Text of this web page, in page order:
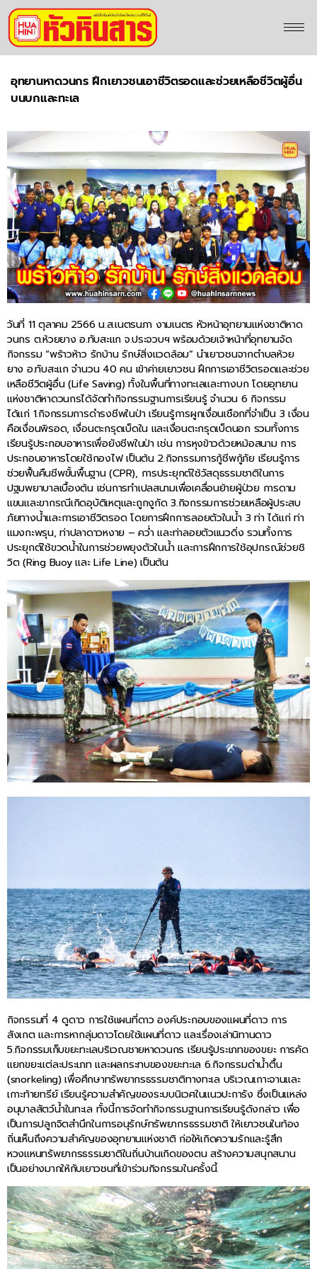
อุทยานหาดวนกร ฝึกเยาวชนเอาชีวิตรอดและช่วยเหลือชีวิตผู้อื่น
บนบกและทะเล
วันที่ 11 ตุลาคม 2566 น.ส.เนตรนภา งามเนตร หัวหน้าอุทยานแห่งชาติหาด
วนกร ต.ห้วยยาง อ.ทับสะแก จ.ประจวบฯ พร้อมด้วยเจ้าหน้าที่อุทยานจัด
กิจกรรม “พร้าวห้าว รักบ้าน รักษ์สิ่งแวดล้อม” นำเยาวชนจากตำบลห้วย
ยาง อ.ทับสะแก จำนวน 40 คน เข้าค่ายเยาวชน ฝึกการเอาชีวิตรอดและช่วย
เหลือชีวิตผู้อื่น (Life Saving) ทั้งในพื้นที่ทางทะเลและทางบก โดยอุทยาน
แห่งชาติหาดวนกรได้จัดทำกิจกรรมฐานการเรียนรู้ จำนวน 6 กิจกรรม
ได้แก่ 1.กิจกรรมการดำรงชีพในป่า เรียนรู้การผูกเงื่อนเชือกที่จำเป็น 3 เงื่อน
คือเงื่อนพิรอด, เงื่อนตะกรุดเบ็ดใน และเงื่อนตะกรุดเบ็ดนอก รวมทั้งการ
เรียนรู้ประกอบอาหารเพื่อยังชีพในป่า เช่น การหุงข้าวด้วยหม้อสนาม การ
ประกอบอาหารโดยใช้กองไฟ เป็นต้น 2.กิจกรรมการกู้ชีพกู้ภัย เรียนรู้การ
ช่วยฟื้นคืนชีพขั้นพื้นฐาน (CPR), การประยุกต์ใช้วัสดุธรรมชาติในการ
ปฐมพยาบาลเบื้องต้น เช่นการทำเปลสนามเพื่อเคลื่อนย้ายผู้ป่วย การดาม
แขนและขากรณีเกิดอุบัติเหตุและถูกงูกัด 3.กิจกรรมการช่วยเหลือผู้ประสบ
ภัยทางน้ำและการเอาชีวิตรอด โดยการฝึกการลอยตัวในน้ำ 3 ท่า ได้แก่ ท่า
แมงกะพรุน, ท่าปลาดาวหงาย – คว่ำ และท่าลอยตัวแนวดิ่ง รวมทั้งการ
ประยุกต์ใช้ขวดน้ำในการช่วยพยุงตัวในน้ำ และการฝึกการใช้อุปกรณ์ช่วยชิ
วิต (Ring Buoy และ Life Line) เป็นต้น
กิจกรรมที่ 4 ดูดาว การใช้แผนที่ดาว องค์ประกอบของแผนที่ดาว การ
สังเกต และการหากลุ่มดาวโดยใช้แผนที่ดาว และเรื่องเล่านิทานดาว
5.กิจกรรมเก็บขยะทะเลบริเวณชายหาดวนกร เรียนรู้ประเภทของขยะ การคัด
แยกขยะแต่ละประเภท และผลกระทบของขยะทะเล 6.กิจกรรมดำน้ำตื้น
(snorkeling) เพื่อศึกษาทรัพยากรธรรมชาติทางทะเล บริเวณเกาะจานและ
เกาะท้ายทรีย์ เรียนรู้ความสำคัญของระบบนิเวศในแนวปะการัง ซึ่งเป็นแหล่ง
อนุบาลสัตว์น้ำในทะเล ทั้งนี้การจัดทำกิจกรรมฐานการเรียนรู้ดังกล่าว เพื่อ
เป็นการปลูกจิตสำนึกในการอนุรักษ์ทรัพยากรธรรมชาติ ให้เยาวชนในท้อง
ถิ่นเห็นถึงความสำคัญของอุทยานแห่งชาติ ก่อให้เกิดความรักและรู้สึก
หวงแหนทรัพยากรธรรมชาติในถิ่นบ้านเกิดของตน สร้างความสนุกสนาน
เป็นอย่างมากให้กับเยาวชนที่เข้าร่วมกิจกรรมในครั้งนี้.